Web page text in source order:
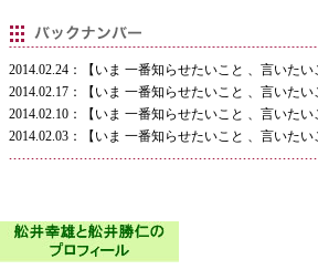
2014.02.24：【いま 一番知らせたいこと 、言いたい
2014.02.17：【いま 一番知らせたいこと 、言いたい
2014.02.10：【いま 一番知らせたいこと 、言いたい
2014.02.03：【いま 一番知らせたいこと 、言いたい